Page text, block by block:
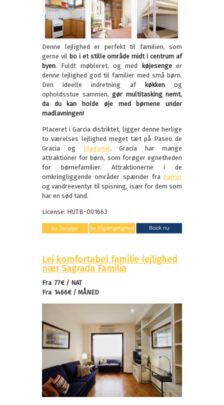
Denne lejlighed er perfekt til familien, som
gerne vil bo i et stille område midt i centrum af
byen. Fuldt møbleret, og med køjesengeer
denne lejlighed god til familier med små børn.
Den ideelle indretning af
køkkenog
opholdsstue sammen, gør multitasking nemt,
da du kan holde øje med børnene under
madlavningen!
Placeret i Garcia distriktet, ligger denne herlige
to værelses lejlighed meget tæt på Paseo de
Gracia og Diagonal. Gracia har mange
attraktioner for børn, som forøger egnetheden
for børnefamilier. Attraktionerne i de
omkringliggende områder spænder fra parker
og vandreeventyr til spisning, især for dem som
har en sød tand.
License: HUTB-001663
Lej komfortabel familie lejlighed
nær Sagrada Familia
Fra 77€ / NAT
Fra 1466€ / MÅNED